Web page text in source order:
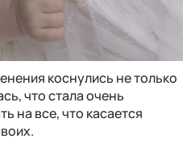
коснулись не только
что стала очень
на все, что касается